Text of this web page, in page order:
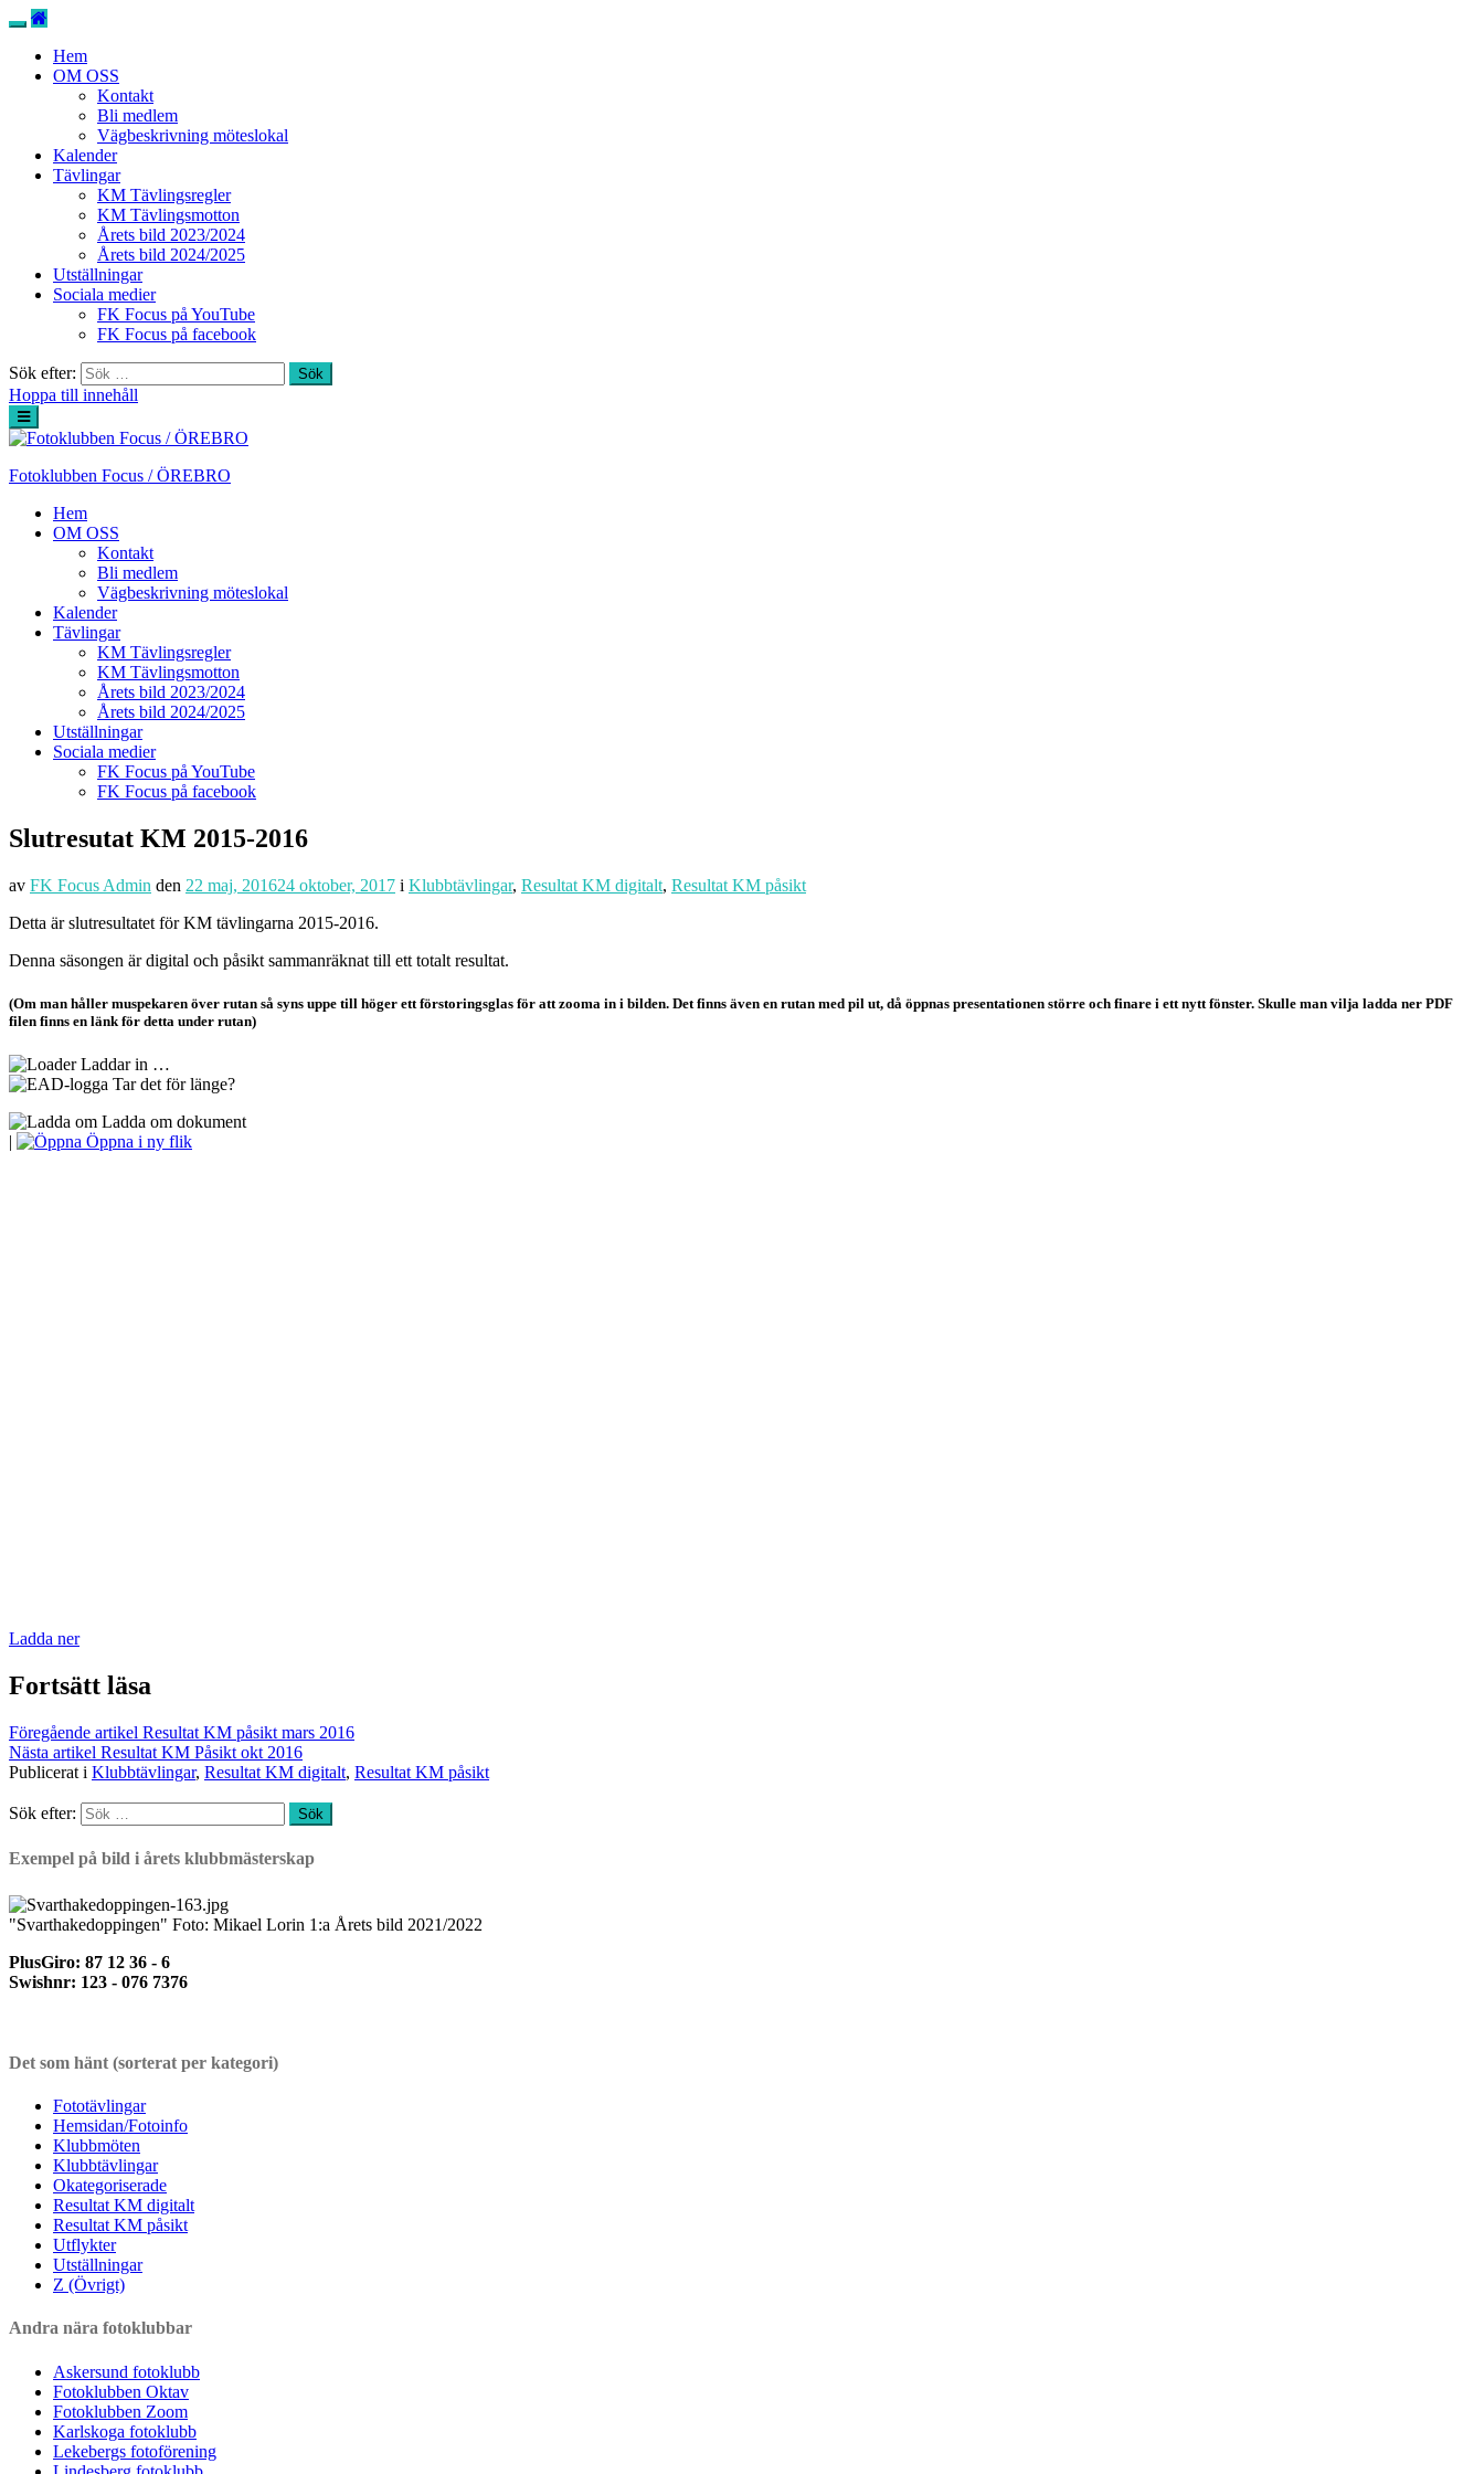
Hem
OM OSS
Kontakt
Bli medlem
Vägbeskrivning möteslokal
Kalender
Tävlingar
KM Tävlingsregler
KM Tävlingsmotton
Årets bild 2023/2024
Årets bild 2024/2025
Utställningar
Sociala medier
FK Focus på YouTube
FK Focus på facebook
Sök efter:
Hoppa till innehåll
Fotoklubben Focus / ÖREBRO
Hem
OM OSS
Kontakt
Bli medlem
Vägbeskrivning möteslokal
Kalender
Tävlingar
KM Tävlingsregler
KM Tävlingsmotton
Årets bild 2023/2024
Årets bild 2024/2025
Utställningar
Sociala medier
FK Focus på YouTube
FK Focus på facebook
Slutresutat KM 2015-2016
av FK Focus Admin den 22 maj, 201624 oktober, 2017 i Klubbtävlingar, Resultat KM digitalt, Resultat KM påsikt
Detta är slutresultatet för KM tävlingarna 2015-2016.
Denna säsongen är digital och påsikt sammanräknat till ett totalt resultat.
(Om man håller muspekaren över rutan så syns uppe till höger ett förstoringsglas för att zooma in i bilden. Det finns även en rutan med pil ut, då öppnas presentationen större och finare i ett nytt fönster. Skulle man vilja ladda ner PDF
filen finns en länk för detta under rutan)
Laddar in …
Tar det för länge?
Ladda om dokument
|
Öppna i ny flik
Ladda ner
Fortsätt läsa
Föregående artikel Resultat KM påsikt mars 2016
Nästa artikel Resultat KM Påsikt okt 2016
Publicerat i Klubbtävlingar, Resultat KM digitalt, Resultat KM påsikt
Sök efter:
Exempel på bild i årets klubbmästerskap
"Svarthakedoppingen" Foto: Mikael Lorin 1:a Årets bild 2021/2022
PlusGiro: 87 12 36 - 6
Swishnr: 123 - 076 7376
Det som hänt (sorterat per kategori)
Fototävlingar
Hemsidan/Fotoinfo
Klubbmöten
Klubbtävlingar
Okategoriserade
Resultat KM digitalt
Resultat KM påsikt
Utflykter
Utställningar
Z (Övrigt)
Andra nära fotoklubbar
Askersund fotoklubb
Fotoklubben Oktav
Fotoklubben Zoom
Karlskoga fotoklubb
Lekebergs fotoförening